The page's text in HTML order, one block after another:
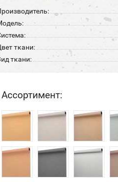
ткани:
ткани:
Ассортимент: